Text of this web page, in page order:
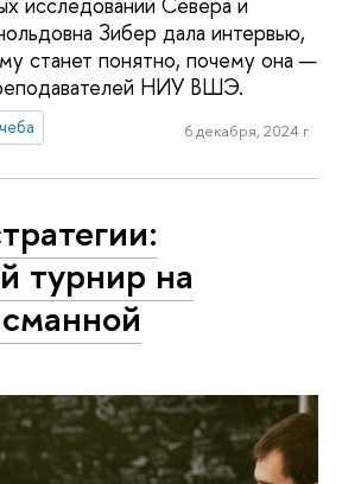
Зибер дала интервью,
станет понятно, почему она —
НИУ ВШЭ.
6 декабря, 2024 г.
турнир на